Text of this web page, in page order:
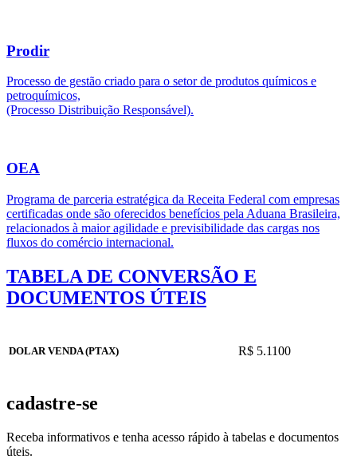
Prodir
Processo de gestão criado para o setor de produtos químicos e
petroquímicos,
(Processo Distribuição Responsável).
OEA
Programa de parceria estratégica da Receita Federal com empresas
certificadas onde são oferecidos benefícios pela Aduana Brasileira,
relacionados à maior agilidade e previsibilidade das cargas nos
fluxos do comércio internacional.
TABELA DE CONVERSÃO E
DOCUMENTOS ÚTEIS
DOLAR VENDA (PTAX) R$ 5.1100
cadastre-se
Receba informativos e tenha acesso rápido à tabelas e documentos
úteis.